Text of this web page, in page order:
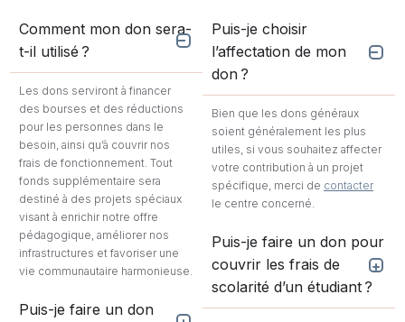
Comment mon don sera-
t-il utilisé ?
Les dons serviront à financer
des bourses et des réductions
pour les personnes dans le
besoin, ainsi qu’à couvrir nos
frais de fonctionnement. Tout
fonds supplémentaire sera
destiné à des projets spéciaux
visant à enrichir notre offre
pédagogique, améliorer nos
infrastructures et favoriser une
vie communautaire harmonieuse.
Puis-je faire un don
Puis-je choisir
l’affectation de mon
don ?
Bien que les dons généraux
soient généralement les plus
utiles, si vous souhaitez affecter
votre contribution à un projet
spécifique, merci de contacter
le centre concerné.
Puis-je faire un don pour
couvrir les frais de
scolarité d’un étudiant ?